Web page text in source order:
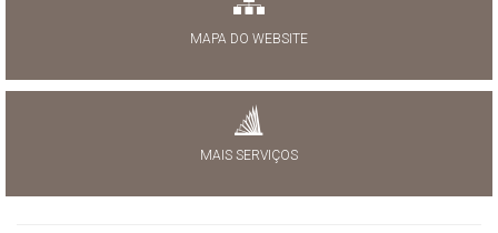
MAPA DO WEBSITE
MAIS SERVIÇOS